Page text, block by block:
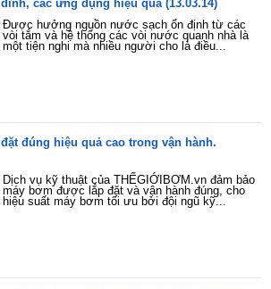
các ứng dụng hiệu quả (13.03.14)
Được hưởng nguồn nước sạch ổn định từ các
vòi tắm và hệ thống các vòi nước quanh nhà là
một tiện nghi mà nhiều người cho là điều...
đúng hiệu quả cao trong vận hành.
Dịch vụ kỹ thuật của THẾGIỚIBƠM.vn đảm bảo
máy bơm được lắp đặt và vận hành đúng, cho
hiệu suất máy bơm tối ưu bởi đội ngũ kỹ...